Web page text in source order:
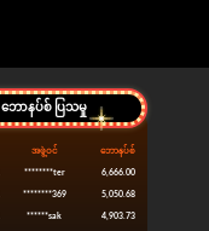
ဘောနပ်စ် ပြသမှု
အဖွဲ့ဝင် ဘောနပ်စ်
********ter 6,666.00
********369 5,050.68
******sak 4,903.73